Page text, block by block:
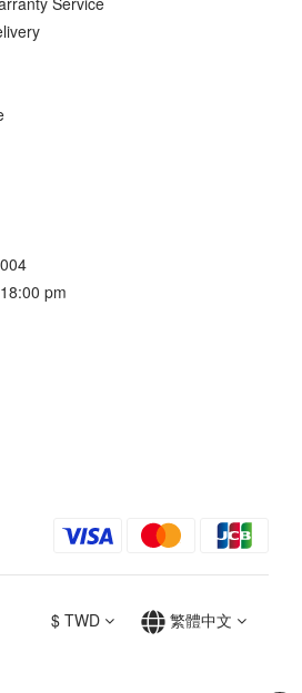
pm
$ TWD 繁體中文